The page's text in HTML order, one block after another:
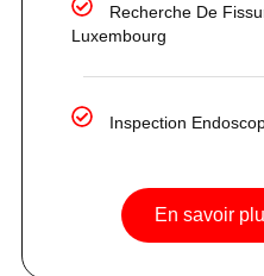
Recherche De
Luxembourg
Inspection
En savoir